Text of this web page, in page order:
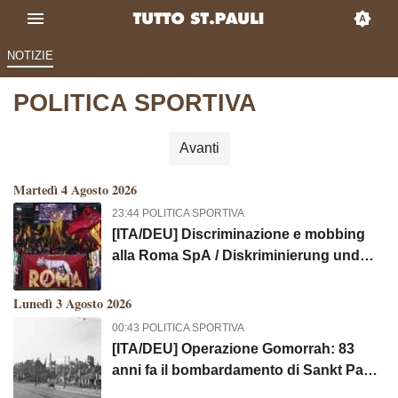
NOTIZIE
POLITICA SPORTIVA
Avanti
Martedì 4 Agosto 2026
23:44 POLITICA SPORTIVA
[ITA/DEU] Discriminazione e mobbing
alla Roma SpA / Diskriminierung und
Lunedì 3 Agosto 2026
00:43 POLITICA SPORTIVA
[ITA/DEU] Operazione Gomorrah: 83
anni fa il bombardamento di Sankt Pauli